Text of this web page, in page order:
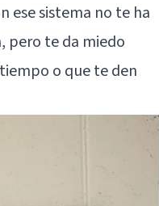
ese sistema no te ha
pero te da miedo
o que te den